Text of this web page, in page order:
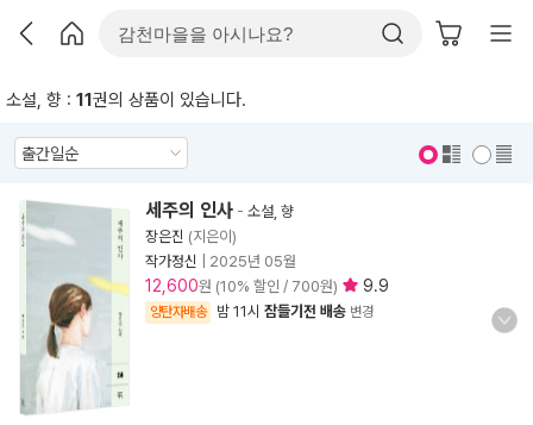
소설, 향 : 11권의 상품이 있습니다.
세주의 인사 - 소설, 향
장은진 (지은이)
작가정신
2025년 05월
12,600원 (10% 할인 / 700원) 9.9
양탄자배송 밤 11시 잠들기전 배송 변경